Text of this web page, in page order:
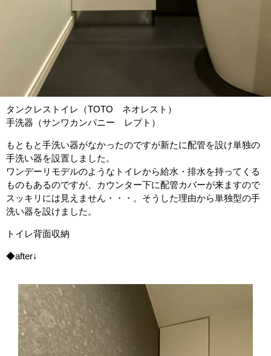
タンクレストイレ（TOTO ネオレスト）
手洗器（サンワカンパニー レプト）
もともと手洗い器がなかったのですが新たに配管を設け単独の
手洗い器を設置しました。
ワンデーリモデルのようなトイレから給水・排水を持ってくる
ものもあるのですが、カウンター下に配管カバーが来ますので
スッキリには見えません・・・。そうした理由から単独型の手
洗い器を設けました。
トイレ背面収納
◆after↓